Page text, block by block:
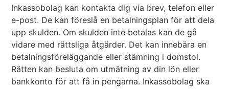
Inkassobolag kan kontakta dig via brev, telefon eller
e-post. De kan föreslå en betalningsplan för att dela
upp skulden. Om skulden inte betalas kan de gå
vidare med rättsliga åtgärder. Det kan innebära en
betalningsföreläggande eller stämning i domstol.
Rätten kan besluta om utmätning av din lön eller
bankkonto för att få in pengarna. Inkassobolag ska